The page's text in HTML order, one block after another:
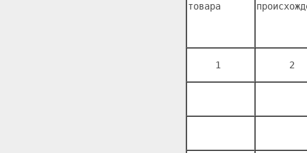
товара
     1
      2